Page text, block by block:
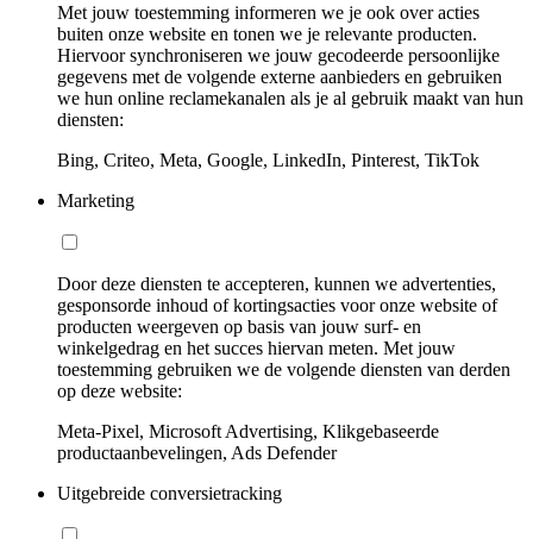
Met jouw toestemming informeren we je ook over acties
buiten onze website en tonen we je relevante producten.
Hiervoor synchroniseren we jouw gecodeerde persoonlijke
gegevens met de volgende externe aanbieders en gebruiken
we hun online reclamekanalen als je al gebruik maakt van hun
diensten:
Bing, Criteo, Meta, Google, LinkedIn, Pinterest, TikTok
Marketing
Door deze diensten te accepteren, kunnen we advertenties,
gesponsorde inhoud of kortingsacties voor onze website of
producten weergeven op basis van jouw surf- en
winkelgedrag en het succes hiervan meten. Met jouw
toestemming gebruiken we de volgende diensten van derden
op deze website:
Meta-Pixel, Microsoft Advertising, Klikgebaseerde
productaanbevelingen, Ads Defender
Uitgebreide conversietracking